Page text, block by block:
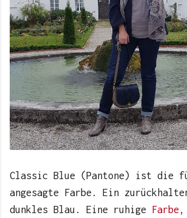
Classic Blue (Pantone) ist die
angesagte Farbe. Ein
dunkles Blau. Eine ruhige